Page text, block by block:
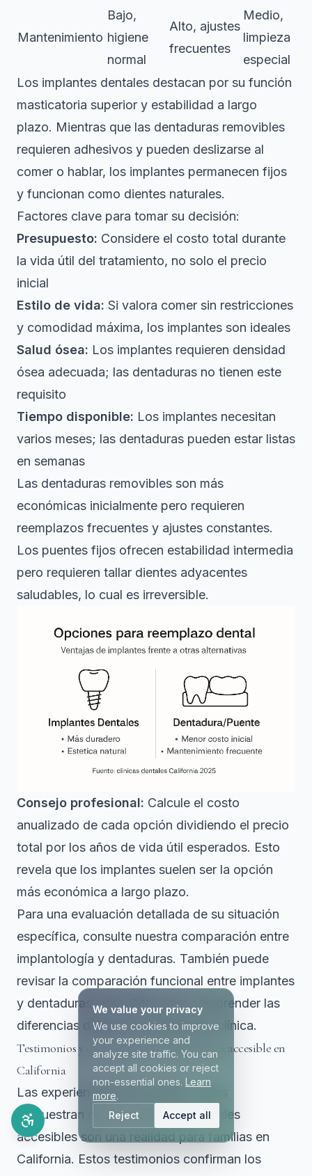
Mantenimiento
Bajo,
higiene
normal
Alto, ajustes
frecuentes
Medio,
limpieza
especial
Los implantes dentales destacan por su función
masticatoria superior y estabilidad a largo
plazo. Mientras que las dentaduras removibles
requieren adhesivos y pueden deslizarse al
comer o hablar, los implantes permanecen fijos
y funcionan como dientes naturales.
Factores clave para tomar su decisión:
Presupuesto: Considere el costo total durante
la vida útil del tratamiento, no solo el precio
inicial
Estilo de vida: Si valora comer sin restricciones
y comodidad máxima, los implantes son ideales
Salud ósea: Los implantes requieren densidad
ósea adecuada; las dentaduras no tienen este
requisito
Tiempo disponible: Los implantes necesitan
varios meses; las dentaduras pueden estar listas
en semanas
Las dentaduras removibles son más
económicas inicialmente pero requieren
reemplazos frecuentes y ajustes constantes.
Los puentes fijos ofrecen estabilidad intermedia
pero requieren tallar dientes adyacentes
saludables, lo cual es irreversible.
Consejo profesional: Calcule el costo
anualizado de cada opción dividiendo el precio
total por los años de vida útil esperados. Esto
revela que los implantes suelen ser la opción
más económica a largo plazo.
Para una evaluación detallada de su situación
específica, consulte nuestra comparación entre
implantología y dentaduras. También puede
revisar la comparación funcional entre implantes
y dentaduras removibles para comprender las
diferencias desde una perspectiva clínica.
Testimonios y casos reales de implantología accesible en
California
Las experiencias de pacientes reales
demuestran que los implantes dentales
accesibles son una realidad para familias en
California. Estos testimonios confirman los
We value your privacy
We use cookies to improve
your experience and
analyze site traffic. You can
accept all cookies or reject
non-essential ones. Learn
more.
Reject
Accept all